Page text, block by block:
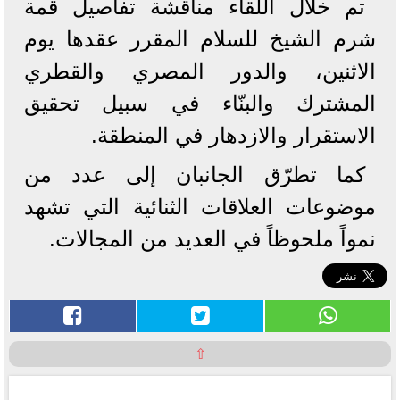
تم خلال اللقاء مناقشة تفاصيل قمة
شرم الشيخ للسلام المقرر عقدها يوم
الاثنين، والدور المصري والقطري
المشترك والبنّاء في سبيل تحقيق
الاستقرار والازدهار في المنطقة.
كما تطرّق الجانبان إلى عدد من
موضوعات العلاقات الثنائية التي تشهد
نمواً ملحوظاً في العديد من المجالات.
⇧